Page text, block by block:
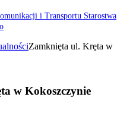
i Transportu Starostwa
Zamknięta ul. Kręta w
w Kokoszczynie